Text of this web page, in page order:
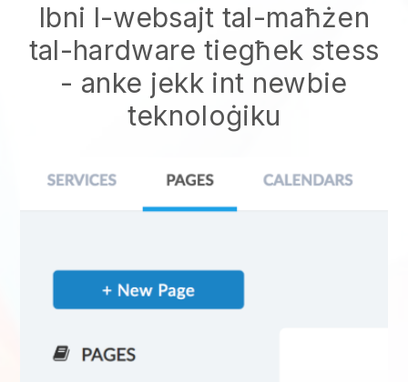
Ibni l-websajt tal-maħżen
tal-hardware tiegħek stess
- anke jekk int newbie
teknoloġiku